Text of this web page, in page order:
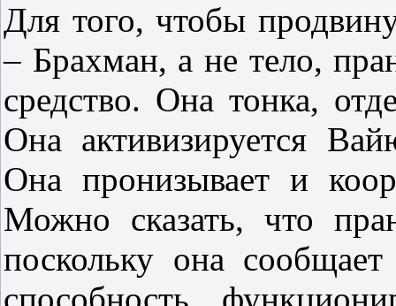
Для того, чтобы
– Брахман, а не тело,
средство. Она тонка,
Она активизируется
Она пронизывает и
Можно сказать, что
поскольку она